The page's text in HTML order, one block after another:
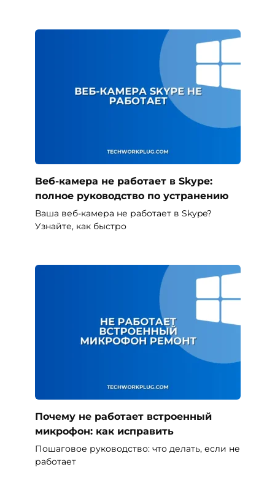
Веб-камера не работает в Skype:
полное руководство по устранению
Ваша веб-камера не работает в Skype?
Узнайте, как быстро
Почему не работает встроенный
микрофон: как исправить
Пошаговое руководство: что делать, если не
работает